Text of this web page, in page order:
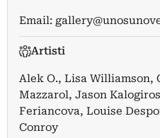
Email:
Artisti
Alek O., Lisa Williamson,
Mazzarol, Jason Kalogiros
Feriancova, Louise
Conroy